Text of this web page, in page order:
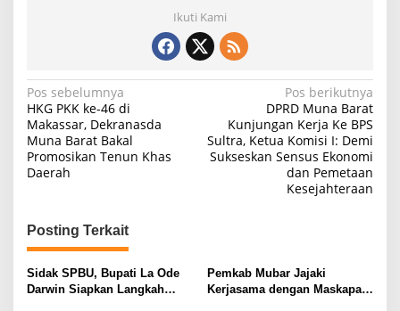
Ikuti Kami
Navigasi
pos
Pos sebelumnya
HKG PKK ke-46 di
Makassar, Dekranasda
Muna Barat Bakal
Promosikan Tenun Khas
Daerah
Pos berikutnya
DPRD Muna Barat
Kunjungan Kerja Ke BPS
Sultra, Ketua Komisi I: Demi
Sukseskan Sensus Ekonomi
dan Pemetaan
Kesejahteraan
Posting Terkait
Sidak SPBU, Bupati La Ode
Darwin Siapkan Langkah
Pemkab Mubar Jajaki
Kerjasama dengan Maskapai